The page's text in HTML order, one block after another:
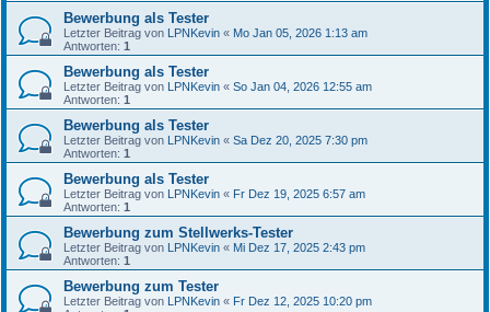
Bewerbung als Tester
Letzter Beitrag von LPNKevin « Mo Jan 05, 2026 1:13 am
Antworten: 1
Bewerbung als Tester
Letzter Beitrag von LPNKevin « So Jan 04, 2026 12:55 am
Antworten: 1
Bewerbung als Tester
Letzter Beitrag von LPNKevin « Sa Dez 20, 2025 7:30 pm
Antworten: 1
Bewerbung als Tester
Letzter Beitrag von LPNKevin « Fr Dez 19, 2025 6:57 am
Antworten: 1
Bewerbung zum Stellwerks-Tester
Letzter Beitrag von LPNKevin « Mi Dez 17, 2025 2:43 pm
Antworten: 1
Bewerbung zum Tester
Letzter Beitrag von LPNKevin « Fr Dez 12, 2025 10:20 pm